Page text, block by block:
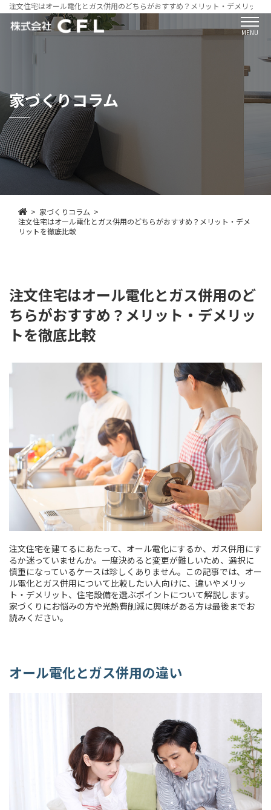
注文住宅はオール電化とガス併用のどちらがおすすめ？メリット・デメリット
MENU
家づくりコラム
家づくりコラム
注文住宅はオール電化とガス併用のどちらがおすすめ？メリット・デメ
リットを徹底比較
注文住宅はオール電化とガス併用のど
ちらがおすすめ？メリット・デメリッ
トを徹底比較
注文住宅を建てるにあたって、オール電化にするか、ガス併用にす
るか迷っていませんか。一度決めると変更が難しいため、選択に
慎重になっているケースは珍しくありません。この記事では、オー
ル電化とガス併用について比較したい人向けに、違いやメリッ
ト・デメリット、住宅設備を選ぶポイントについて解説します。
家づくりにお悩みの方や光熱費削減に興味がある方は最後までお
読みください。
オール電化とガス併用の違い